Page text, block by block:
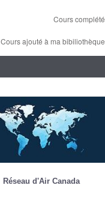
Cours complété
Cours ajouté à ma bibiliothèque
Réseau d'Air Canada